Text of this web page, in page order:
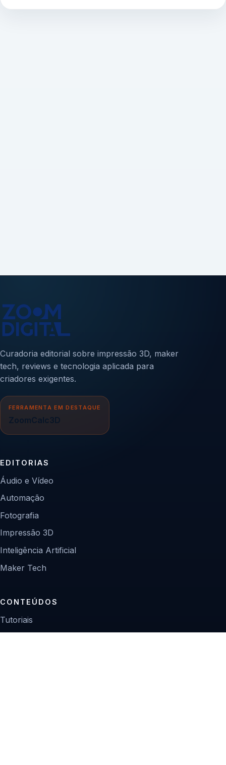
Curadoria editorial sobre impressão 3D, maker
tech, reviews e tecnologia aplicada para
criadores exigentes.
FERRAMENTA EM DESTAQUE
ZoomCalc3D
EDITORIAS
Áudio e Vídeo
Automação
Fotografia
Impressão 3D
Inteligência Artificial
Maker Tech
CONTEÚDOS
Tutoriais